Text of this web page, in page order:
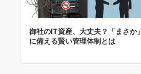
御社のIT資産、大丈夫？「まさか」
に備える賢い管理体制とは